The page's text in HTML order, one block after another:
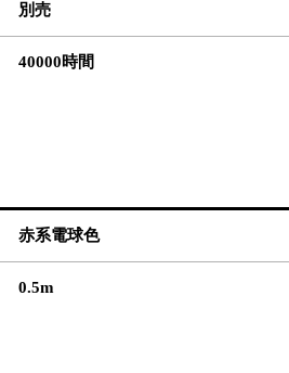
別売
40000時間
赤系電球色
0.5m